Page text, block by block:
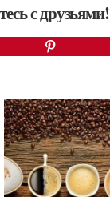
с друзьями!